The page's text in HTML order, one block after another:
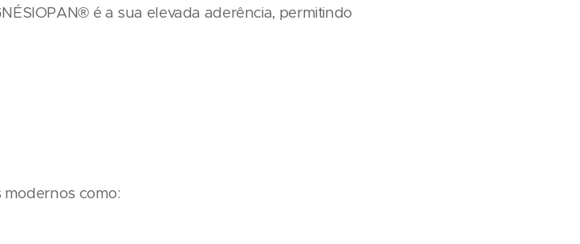
é a sua elevada aderência, permitindo
como: